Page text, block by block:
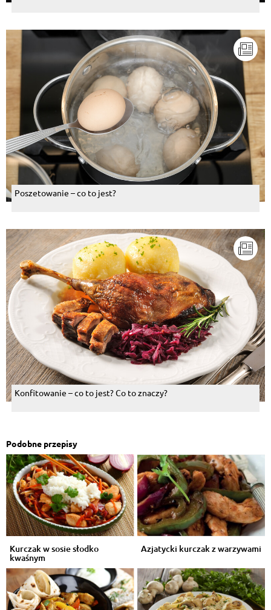
Poszetowanie – co to jest?
Konfitowanie – co to jest? Co to znaczy?
Podobne przepisy
Kurczak w sosie słodko
kwaśnym
Azjatycki kurczak z warzywami